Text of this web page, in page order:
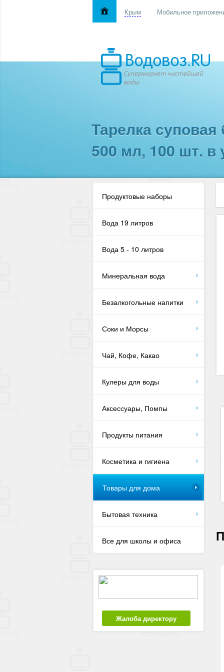
Крым Мобильное
Тарелка суповая
500 мл, 100 шт. в
Продуктовые наборы
Вода 19 литров
Вода 5 - 10 литров
Минеральная вода
Безалкогольные напитки
Соки и Морсы
Чай, Кофе, Какао
Кулеры для воды
Аксессуары, Помпы
Продукты питания
Косметика и гигиена
Товары для дома
Бытовая техника
Все для школы и офиса
Жалоба директору